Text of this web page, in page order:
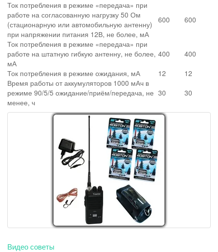
Ток потребления в режиме «передача» при
работе на согласованную нагрузку 50 Ом
(стационарную или автомобильную антенну)
при напряжении питания 12В, не более, мА
600 600
Ток потребления в режиме «передача» при
работе на штатную гибкую антенну, не более,
мА
400
400
Ток потребления в режиме ожидания, мА
12
12
Время работы от аккумуляторов 1000 мАч в
режиме 90/5/5 ожидание/приём/передача, не
менее, ч
30 30
Видео советы